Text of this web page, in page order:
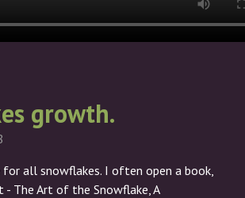
growth.
for all snowflakes. I often open a book,
- The Art of the Snowflake, A